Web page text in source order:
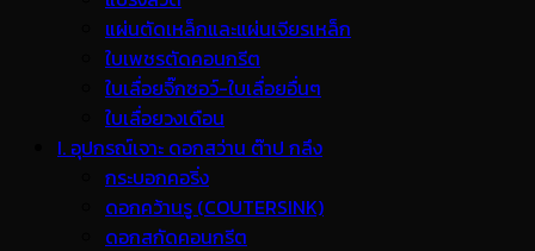
แผ่นตัดเหล็กและแผ่นเจียรเหล็ก
ใบเพชรตัดคอนกรีต
ใบเลื่อยจิ๊กซอว์-ใบเลื่อยอื่นๆ
ใบเลื่อยวงเดือน
I. อุปกรณ์เจาะ ดอกสว่าน ต๊าป กลึง
กระบอกคอริ่ง
ดอกคว้านรู (COUTERSINK)
ดอกสกัดคอนกรีต